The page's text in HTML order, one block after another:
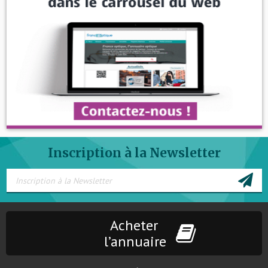
Inscription à la Newsletter
Acheter
l’annuaire